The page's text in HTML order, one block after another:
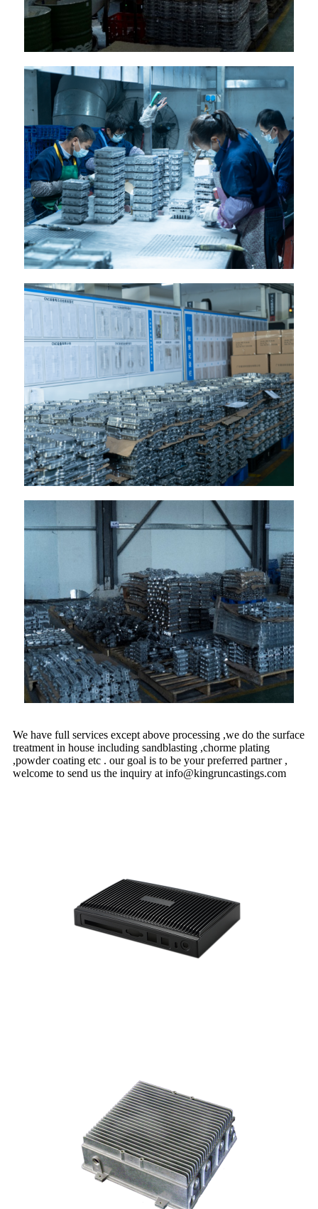
We have full services except above processing ,we do the surface
treatment in house including sandblasting ,chorme plating
,powder coating etc . our goal is to be your preferred partner ,
welcome to send us the inquiry at info@kingruncastings.com